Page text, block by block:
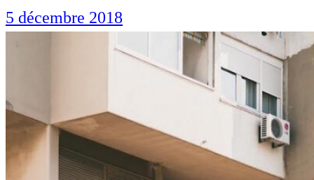
5 décembre 2018